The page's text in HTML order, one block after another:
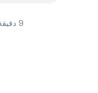
9 دقيقة 10 MB